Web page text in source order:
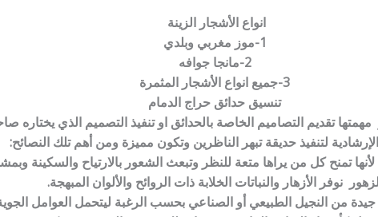
انواع الأشجار الزينة
1-موز مغربي وبلدي
2-مانجا جوافه
3-جميع انواع الأشجار المثمرة
تنسيق حدائق حراج الدمام
تقديم التصاميم الخاصة بالحدائق او تنفيذ التصميم الذي
لتنفيذ حديقة تبهر الناظرين وتكون مميزة ومن أهم تلك النصائح:
تمنح كل من يراها متعة للنظر وتبعث الشعور بالارتياح
نوفر الأزهار والنباتات الخلابة ذات الروائح والألوان المبهجة.
جيدة من النجيل الطبيعي أو الصناعي بحسب الرغبة ليتحمل العوامل